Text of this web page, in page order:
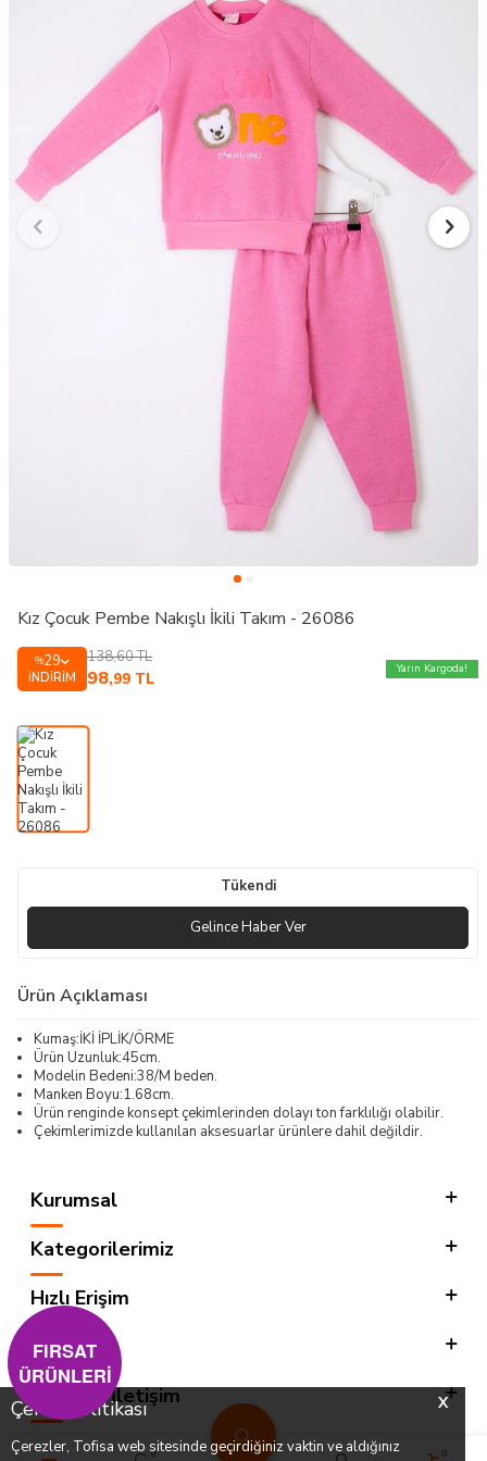
X
Çerez Politikası
Çerezler, Tofisa web sitesinde geçirdiğiniz vaktin ve aldığınız
0 0
Kız Çocuk Pembe Nakışlı İkili Takım - 26086
%29
İNDIRIM
138,60TL
98,99 TL
Yarın Kargoda!
Tükendi
Gelince Haber Ver
Ürün Açıklaması
Kumaş:İKİ İPLİK/ÖRME
Ürün Uzunluk:45cm.
Modelin Bedeni:38/M beden.
Manken Boyu:1.68cm.
Ürün renginde konsept çekimlerinden dolayı ton farklılığı olabilir.
Çekimlerimizde kullanılan aksesuarlar ürünlere dahil değildir.
Kurumsal
Kategorilerimiz
Hızlı Erişim
Sosyal
Adres & İletişim
FIRSAT
ÜRÜNLERİ